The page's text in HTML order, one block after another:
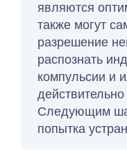
являются
также могут
разрешение
распознать
компульсии и
Следующим
попытка